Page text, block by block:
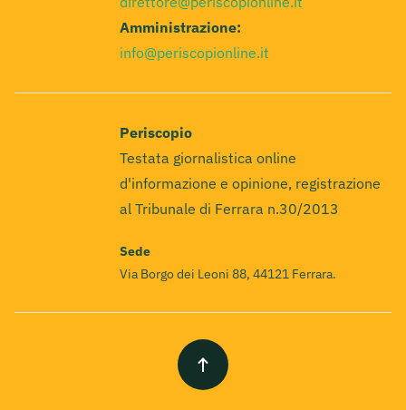
Amministrazione:
info@periscopionline.it
Periscopio
Testata giornalistica online
d'informazione e opinione, registrazione
al Tribunale di Ferrara n.30/2013
Sede
Via Borgo dei Leoni 88, 44121 Ferrara.